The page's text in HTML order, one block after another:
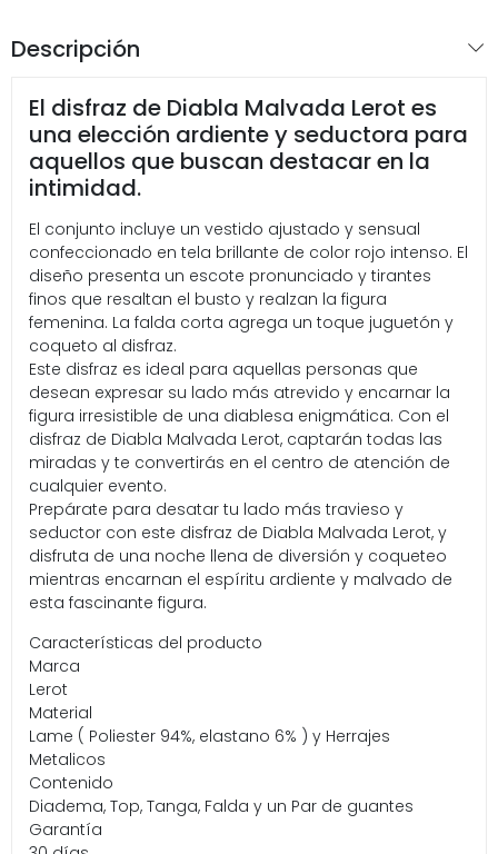
Descripción
El disfraz de Diabla Malvada Lerot es
una elección ardiente y seductora para
aquellos que buscan destacar en la
intimidad.
El conjunto incluye un vestido ajustado y sensual
confeccionado en tela brillante de color rojo intenso. El
diseño presenta un escote pronunciado y tirantes
finos que resaltan el busto y realzan la figura
femenina. La falda corta agrega un toque juguetón y
coqueto al disfraz.
Este disfraz es ideal para aquellas personas que
desean expresar su lado más atrevido y encarnar la
figura irresistible de una diablesa enigmática. Con el
disfraz de Diabla Malvada Lerot, captarán todas las
miradas y te convertirás en el centro de atención de
cualquier evento.
Prepárate para desatar tu lado más travieso y
seductor con este disfraz de Diabla Malvada Lerot, y
disfruta de una noche llena de diversión y coqueteo
mientras encarnan el espíritu ardiente y malvado de
esta fascinante figura.
Características del producto
Marca
Lerot
Material
Lame ( Poliester 94%, elastano 6% ) y Herrajes
Metalicos
Contenido
Diadema, Top, Tanga, Falda y un Par de guantes
Garantía